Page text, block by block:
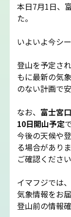
吉田
富士山ま
観天
雷の
富士山
富士山
本日7月1日、
た。
いよいよ今シ
登山を予定さ
もに最新の気
のない計画で
なお、 富士宮
10日開山予定
今後の天候や
る場合があり
ご確認ください
イマフジでは
気象情報をお
登山前の情報